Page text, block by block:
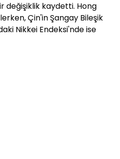
değişiklik kaydetti. Hong
Çin'in Şangay Bileşik
Nikkei Endeksi'nde ise